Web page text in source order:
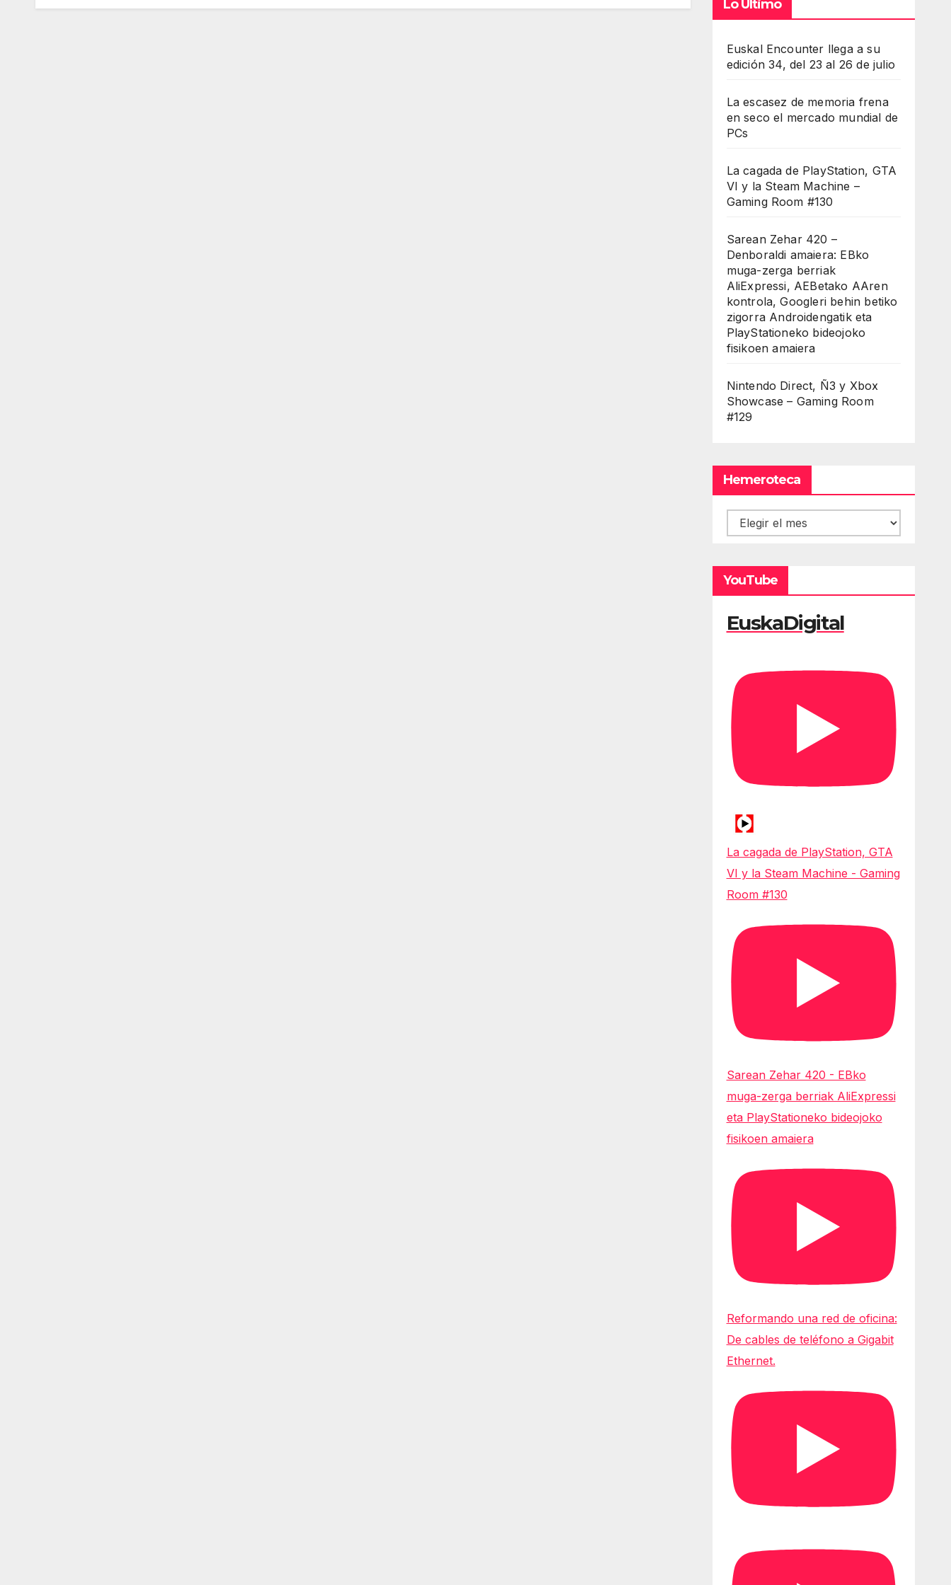
Lo Último
Euskal Encounter llega a su
edición 34, del 23 al 26 de julio
La escasez de memoria frena
en seco el mercado mundial de
PCs
La cagada de PlayStation, GTA
VI y la Steam Machine –
Gaming Room #130
Sarean Zehar 420 –
Denboraldi amaiera: EBko
muga-zerga berriak
AliExpressi, AEBetako AAren
kontrola, Googleri behin betiko
zigorra Androidengatik eta
PlayStationeko bideojoko
fisikoen amaiera
Nintendo Direct, Ñ3 y Xbox
Showcase – Gaming Room
#129
Hemeroteca
Hemeroteca
YouTube
EuskaDigital
La cagada de PlayStation, GTA
VI y la Steam Machine - Gaming
Room #130
Sarean Zehar 420 - EBko
muga-zerga berriak AliExpressi
eta PlayStationeko bideojoko
fisikoen amaiera
Reformando una red de oficina:
De cables de teléfono a Gigabit
Ethernet.